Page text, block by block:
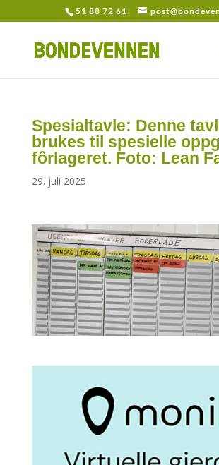
51 88 72 61
Spesialtavle: Denne
brukes til spesielle
fôrlageret. Foto: Lean
29. juli 2025